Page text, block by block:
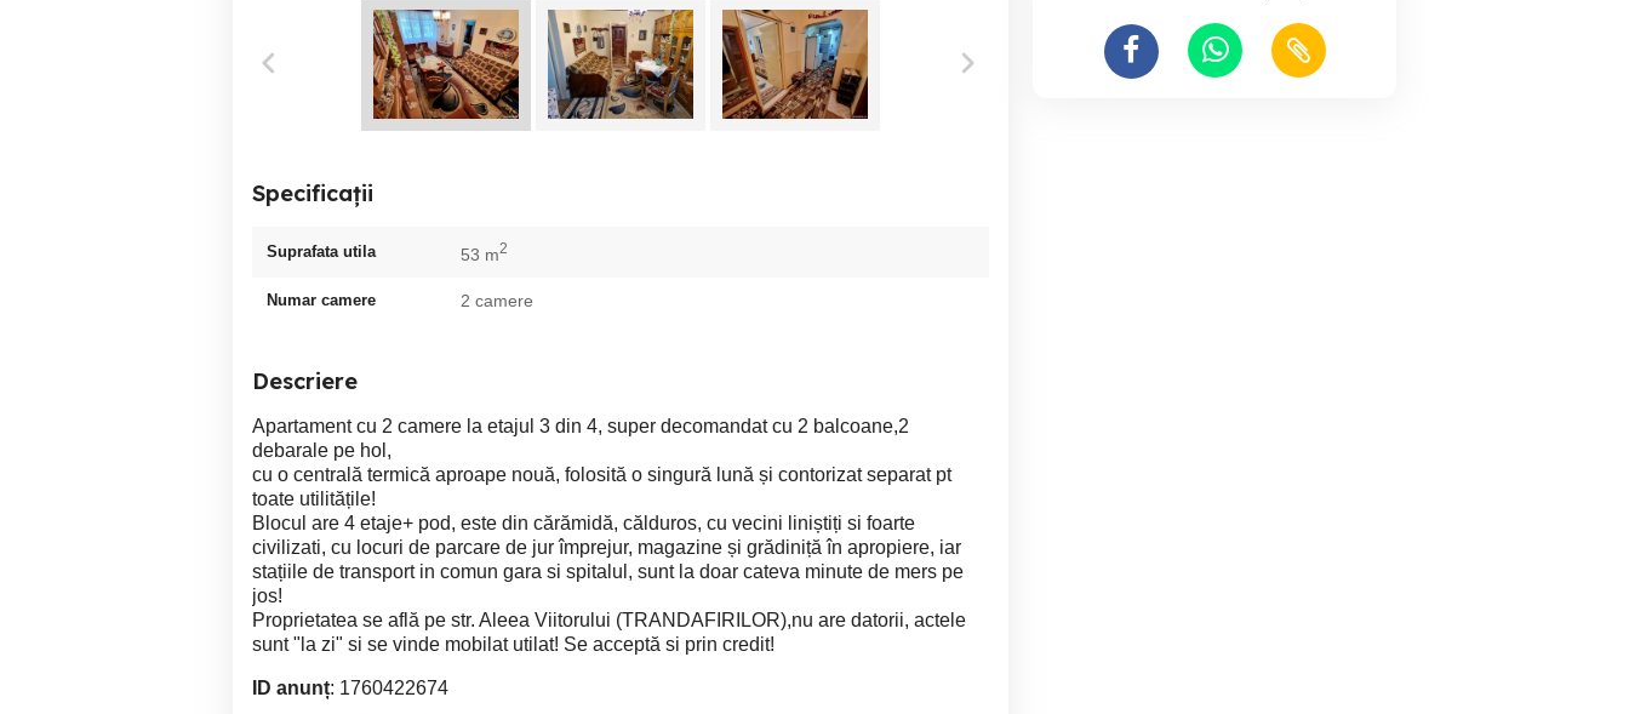
Specificații
Suprafata utila 53 m2
Numar camere 2 camere
Descriere
Apartament cu 2 camere la etajul 3 din 4, super decomandat cu 2 balcoane,2
debarale pe hol,
cu o centrală termică aproape nouă, folosită o singură lună și contorizat separat pt
toate utilitățile!
Blocul are 4 etaje+ pod, este din cărămidă, călduros, cu vecini liniștiți si foarte
civilizati, cu locuri de parcare de jur împrejur, magazine și grădiniță în apropiere, iar
stațiile de transport in comun gara si spitalul, sunt la doar cateva minute de mers pe
jos!
Proprietatea se află pe str. Aleea Viitorului (TRANDAFIRILOR),nu are datorii, actele
sunt "la zi" si se vinde mobilat utilat! Se acceptă si prin credit!
ID anunț: 1760422674